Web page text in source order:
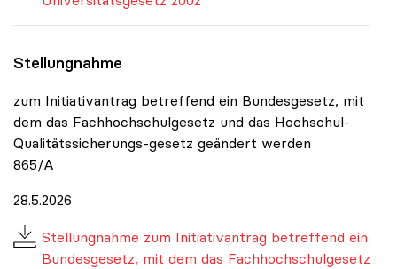
Stellungnahme
zum Initiativantrag betreffend ein Bundesgesetz, mit
dem das Fachhochschulgesetz und das Hochschul-
Qualitätssicherungs-gesetz geändert werden
865/A
28.5.2026
Stellungnahme zum Initiativantrag betreffend ein
Bundesgesetz, mit dem das Fachhochschulgesetz